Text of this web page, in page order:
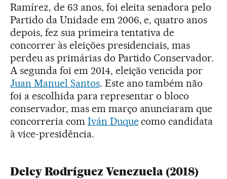
Ramírez, de 63 anos, foi eleita senadora pelo
Partido da Unidade em 2006, e, quatro anos
depois, fez sua primeira tentativa de
concorrer às eleições presidenciais, mas
perdeu as primárias do Partido Conservador.
A segunda foi em 2014, eleição vencida por
Juan Manuel Santos. Este ano também não
foi a escolhida para representar o bloco
conservador, mas em março anunciaram que
concorreria com Iván Duquecomo candidata
à vice-presidência.
Delcy Rodríguez Venezuela (2018)